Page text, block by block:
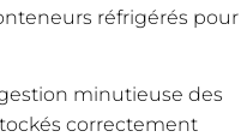
réfrigérés pour
minutieuse des
correctement